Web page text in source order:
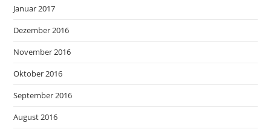
Januar 2017
Dezember 2016
November 2016
Oktober 2016
September 2016
August 2016